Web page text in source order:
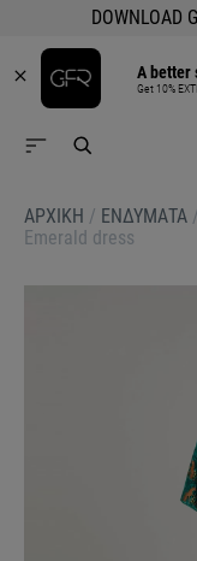
DOWNLOAD
A better
Get 10%
ΑΡΧΙΚΉ / ΕΝΔΥΜΑΤΑ /
Emerald dress